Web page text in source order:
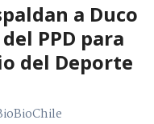
a Duco
PPD para
del Deporte